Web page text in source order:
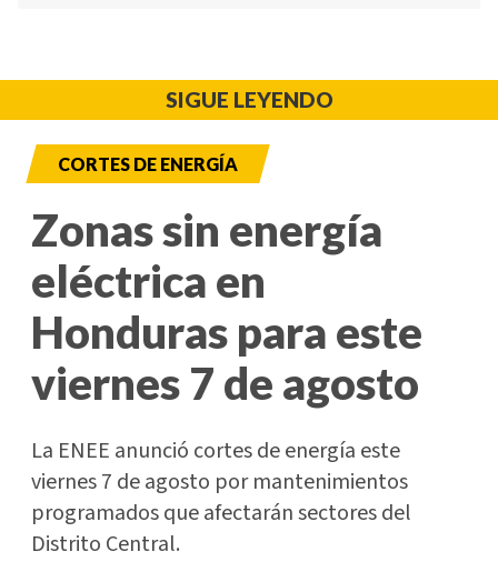
SIGUE LEYENDO
CORTES DE ENERGÍA
Zonas sin energía
eléctrica en
Honduras para este
viernes 7 de agosto
La ENEE anunció cortes de energía este
viernes 7 de agosto por mantenimientos
programados que afectarán sectores del
Distrito Central.